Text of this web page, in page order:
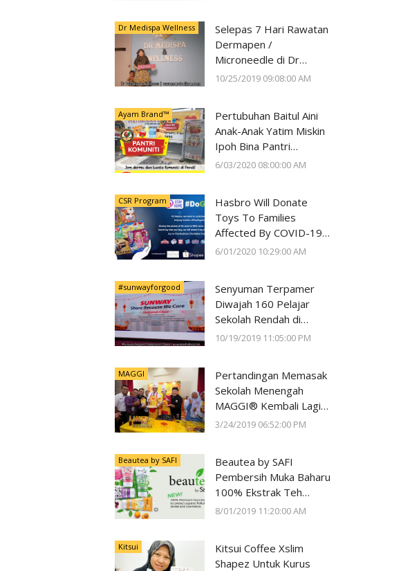
Dr Medispa Wellness
Selepas 7 Hari Rawatan
Dermapen /
Microneedle di Dr
Medispa Wellness
10/25/2019 09:08:00 AM
Ayam Brand™
Pertubuhan Baitul Aini
Anak-Anak Yatim Miskin
Ipoh Bina Pantri
Makanan
6/03/2020 08:00:00 AM
CSR Program
Hasbro Will Donate
Toys To Families
Affected By COVID-19
With Every Toy
6/01/2020 10:29:00 AM
#sunwayforgood
Senyuman Terpamer
Diwajah 160 Pelajar
Sekolah Rendah di
Negeri Perak Dengan
Deepavali Cheer di Lost
World of Tambun oleh
Sunway Group
10/19/2019 11:05:00 PM
MAGGI
Pertandingan Memasak
Sekolah Menengah
MAGGI® Kembali Lagi
Kali Ke-23
3/24/2019 06:52:00 PM
Beautea by SAFI
Beautea by SAFI
Pembersih Muka Baharu
100% Ekstrak Teh
Premium
8/01/2019 11:20:00 AM
Kitsui
Kitsui Coffee Xslim
Shapez Untuk Kurus